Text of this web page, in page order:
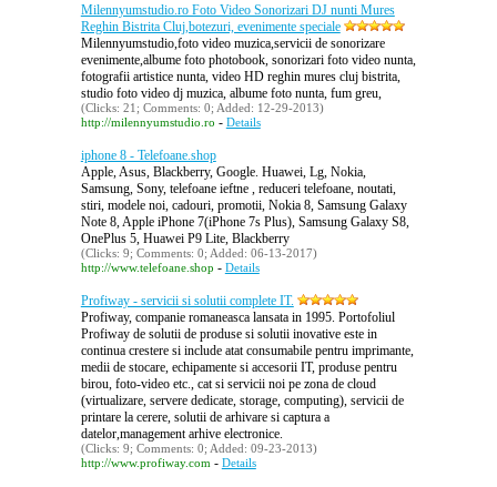
Milennyumstudio.ro Foto Video Sonorizari DJ nunti Mures
Reghin Bistrita Cluj,botezuri, evenimente speciale
Milennyumstudio,foto video muzica,servicii de sonorizare
evenimente,albume foto photobook, sonorizari foto video nunta,
fotografii artistice nunta, video HD reghin mures cluj bistrita,
studio foto video dj muzica, albume foto nunta, fum greu,
(Clicks: 21; Comments: 0; Added: 12-29-2013)
http://milennyumstudio.ro - Details
iphone 8 - Telefoane.shop
Apple, Asus, Blackberry, Google. Huawei, Lg, Nokia,
Samsung, Sony, telefoane ieftne , reduceri telefoane, noutati,
stiri, modele noi, cadouri, promotii, Nokia 8, Samsung Galaxy
Note 8, Apple iPhone 7(iPhone 7s Plus), Samsung Galaxy S8,
OnePlus 5, Huawei P9 Lite, Blackberry
(Clicks: 9; Comments: 0; Added: 06-13-2017)
http://www.telefoane.shop - Details
Profiway - servicii si solutii complete IT.
Profiway, companie romaneasca lansata in 1995. Portofoliul
Profiway de solutii de produse si solutii inovative este in
continua crestere si include atat consumabile pentru imprimante,
medii de stocare, echipamente si accesorii IT, produse pentru
birou, foto-video etc., cat si servicii noi pe zona de cloud
(virtualizare, servere dedicate, storage, computing), servicii de
printare la cerere, solutii de arhivare si captura a
datelor,management arhive electronice.
(Clicks: 9; Comments: 0; Added: 09-23-2013)
http://www.profiway.com- Details